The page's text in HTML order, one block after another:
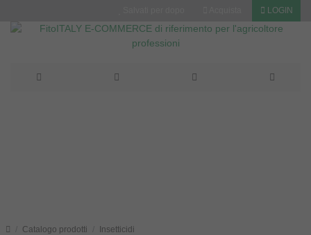
LOGIN
Catalogo prodotti
Insetticidi